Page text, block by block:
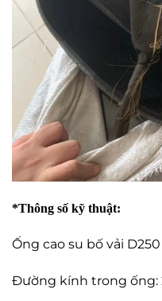
*Thông số kỹ thuật:
Ống cao su bố vải D250
Đường kính trong ống: